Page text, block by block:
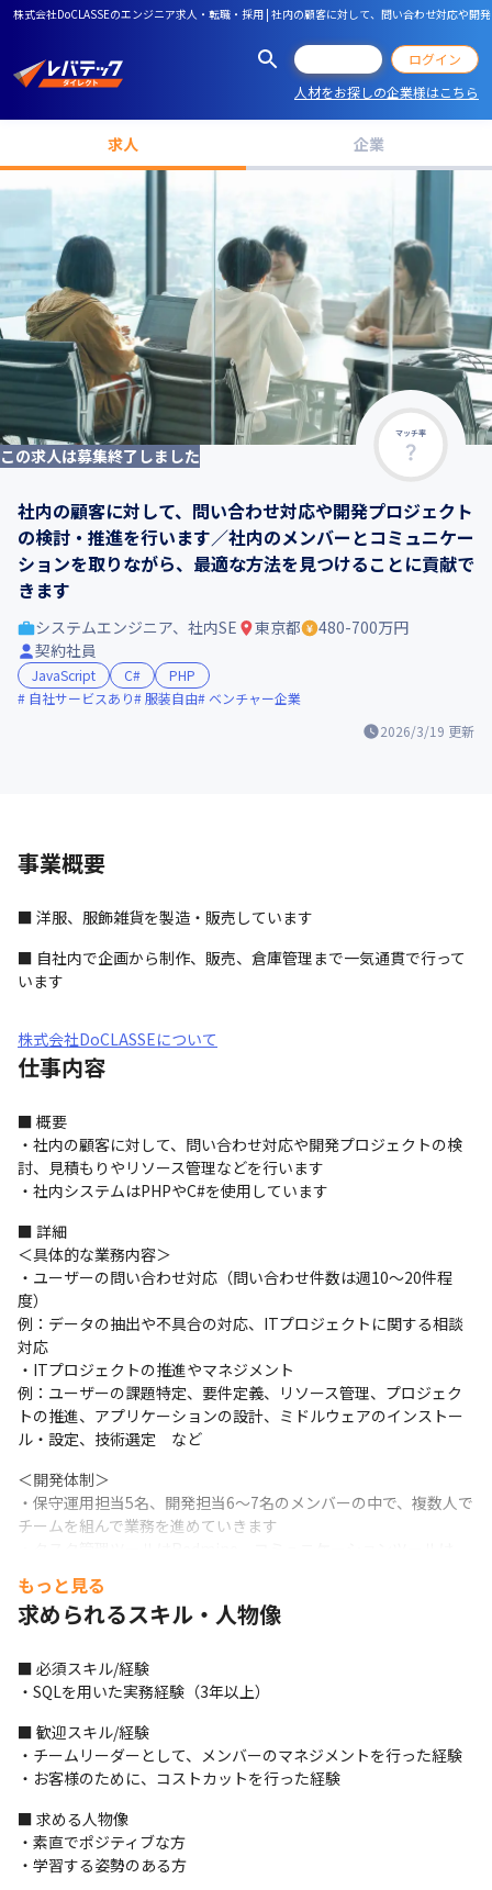
株式会社DoCLASSEのエンジニア求人・転職・採用 | 社内の顧客に対して、問い合わせ対応や
ログイン
人材をお探しの企業様はこちら
求人 企業
マッチ率
この求人は募集終了しました
社内の顧客に対して、問い合わせ対応や開発プロジェクト
の検討・推進を行います／社内のメンバーとコミュニケー
ションを取りながら、最適な方法を見つけることに貢献で
きます
2026/3/19 更新
システムエンジニア、社内SE 東京都
480-700万円
契約社員
JavaScript C#
PHP
自社サービスあり
服装自由 ベンチャー企業
事業概要
■ 洋服、服飾雑貨を製造・販売しています
■ 自社内で企画から制作、販売、倉庫管理まで一気通貫で行って
います
株式会社DoCLASSEについて
仕事内容
■ 概要
・社内の顧客に対して、問い合わせ対応や開発プロジェクトの検
討、見積もりやリソース管理などを行います
・社内システムはPHPやC#を使用しています
■ 詳細
＜具体的な業務内容＞
・ユーザーの問い合わせ対応（問い合わせ件数は週10～20件程
度）
例：データの抽出や不具合の対応、ITプロジェクトに関する相談
対応
・ITプロジェクトの推進やマネジメント
例：ユーザーの課題特定、要件定義、リソース管理、プロジェク
トの推進、アプリケーションの設計、ミドルウェアのインストー
ル・設定、技術選定　など
＜開発体制＞
・保守運用担当5名、開発担当6～7名のメンバーの中で、複数人で
チームを組んで業務を進めていきます
＜携わるシステム＞
テム
＜入社後の流れ＞
・基本的に、OJT形式で業務を進めていきます
・スキルや経験に応じて、下流工程/上流工程から担当します
■ この仕事の面白み、魅力
・ユーザーの立場に立って課題を特定し、その課題を解決するた
めにプロジェクトを推進できるので、社内の顧客から直接感謝さ
れやすいです
・問い合わせ対応やITプロジェクトの推進、システムの開発な
もっと見る
求められるスキル・人物像
■ 必須スキル/経験
・SQLを用いた実務経験（3年以上）
■ 歓迎スキル/経験
・チームリーダーとして、メンバーのマネジメントを行った経験
・お客様のために、コストカットを行った経験
■ 求める人物像
・素直でポジティブな方
・学習する姿勢のある方